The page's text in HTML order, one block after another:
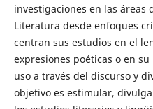
investigaciones en las áreas
Literatura desde enfoques
centran sus estudios en el
expresiones poéticas o en
uso a través del discurso y
objetivo es estimular,